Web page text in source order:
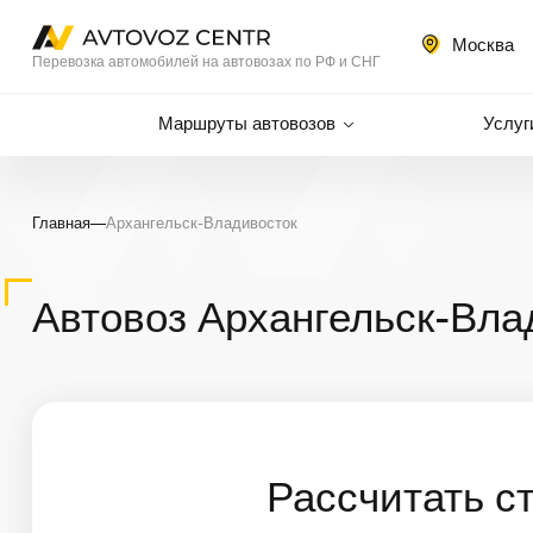
Перевозка автомобилей на автовозах по РФ и СНГ
Москва
Маршруты автовозов
Главная—Архангельск-Владивосток
Автовоз Архангельск-
Рассчитать